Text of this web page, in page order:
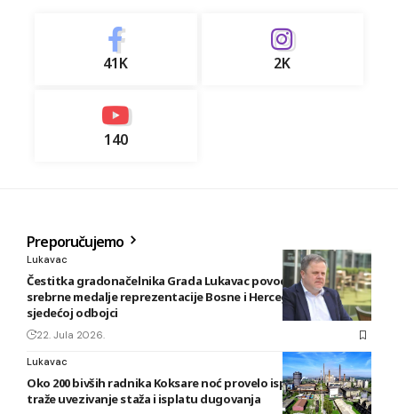
41K 2K
140
Preporučujemo
Lukavac
Čestitka gradonačelnika Grada Lukavac povodom osvajanja
srebrne medalje reprezentacije Bosne i Hercegovine u
sjedećoj odbojci
22. Jula 2026.
Lukavac
Oko 200 bivših radnika Koksare noć provelo ispred fabrike,
traže uvezivanje staža i isplatu dugovanja